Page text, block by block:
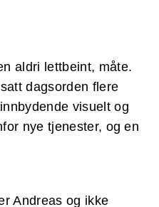
aldri lettbeint, måte.
dagsorden flere
visuelt og
nye tjenester, og en
Andreas og ikke